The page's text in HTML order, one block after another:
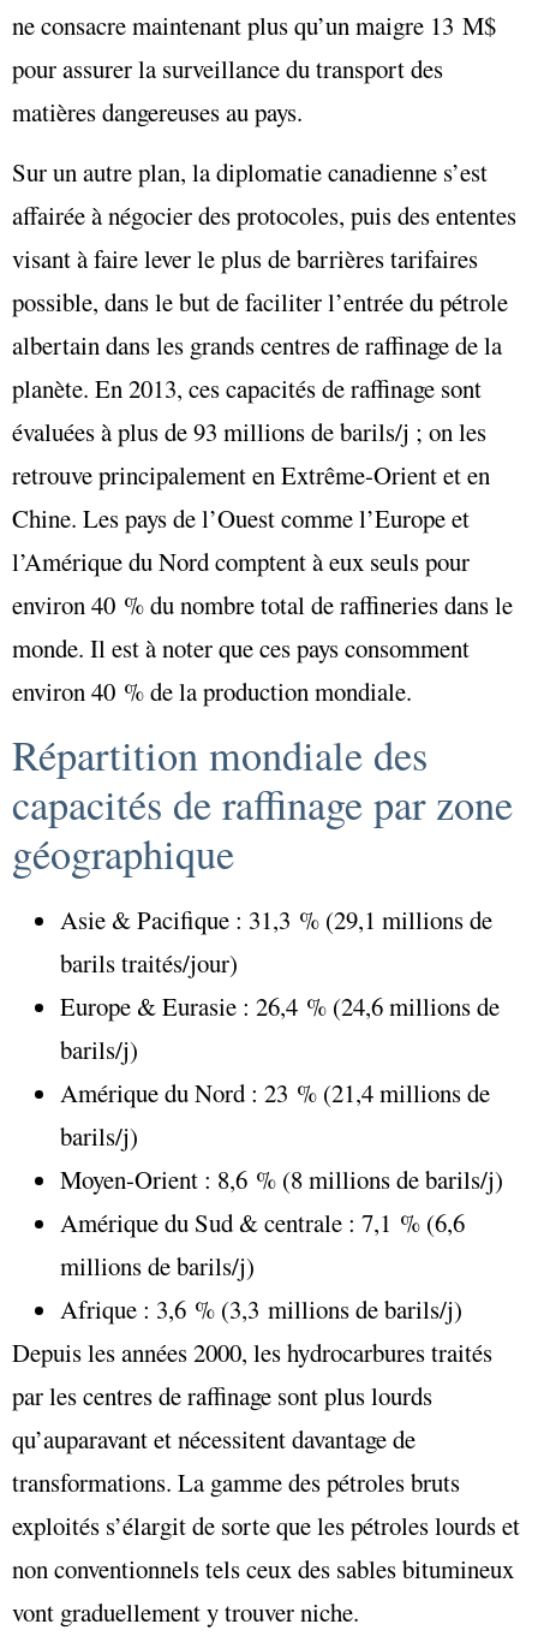
ne consacre maintenant plus qu’un maigre 13 M$
pour assurer la surveillance du transport des
matières dangereuses au pays.
Sur un autre plan, la diplomatie canadienne s’est
affairée à négocier des protocoles, puis des ententes
visant à faire lever le plus de barrières tarifaires
possible, dans le but de faciliter l’entrée du pétrole
albertain dans les grands centres de raffinage de la
planète. En 2013, ces capacités de raffinage sont
évaluées à plus de 93 millions de barils/j ; on les
retrouve principalement en Extrême-Orient et en
Chine. Les pays de l’Ouest comme l’Europe et
l’Amérique du Nord comptent à eux seuls pour
environ 40 % du nombre total de raffineries dans le
monde. Il est à noter que ces pays consomment
environ 40 % de la production mondiale.
Répartition mondiale des
capacités de raffinage par zone
géographique
Asie & Pacifique : 31,3 % (29,1 millions de
barils traités/jour)
Europe & Eurasie : 26,4 % (24,6 millions de
barils/j)
Amérique du Nord : 23 % (21,4 millions de
barils/j)
Moyen-Orient : 8,6 % (8 millions de barils/j)
Amérique du Sud & centrale : 7,1 % (6,6
millions de barils/j)
Afrique : 3,6 % (3,3 millions de barils/j)
Depuis les années 2000, les hydrocarbures traités
par les centres de raffinage sont plus lourds
qu’auparavant et nécessitent davantage de
transformations. La gamme des pétroles bruts
exploités s’élargit de sorte que les pétroles lourds et
non conventionnels tels ceux des sables bitumineux
vont graduellement y trouver niche.